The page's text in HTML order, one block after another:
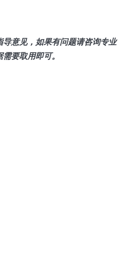
导意见，如果有问题请咨询专业
要取用即可。